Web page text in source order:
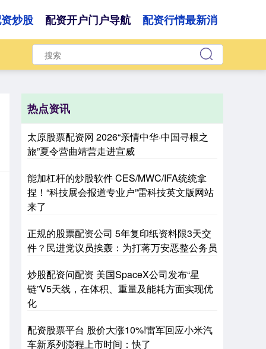
炒股 配资开户门户导航 配资行情最新消
热点资讯
太原股票配资网 2026“亲情中华·中国寻根之
旅”夏令营曲靖营走进宣威
能加杠杆的炒股软件 CES/MWC/IFA统统拿
捏！“科技展会报道专业户”雷科技英文版网站
来了
正规的股票配资公司 5年复印纸资料限3天交
件？民进党议员挨轰：为打蒋万安恶整公务员
炒股配资问配资 美国SpaceX公司发布“星
链”V5天线，在体积、重量及能耗方面实现优
化
配资股票平台 股价大涨10%!雷军回应小米汽
车新系列澎程上市时间：快了